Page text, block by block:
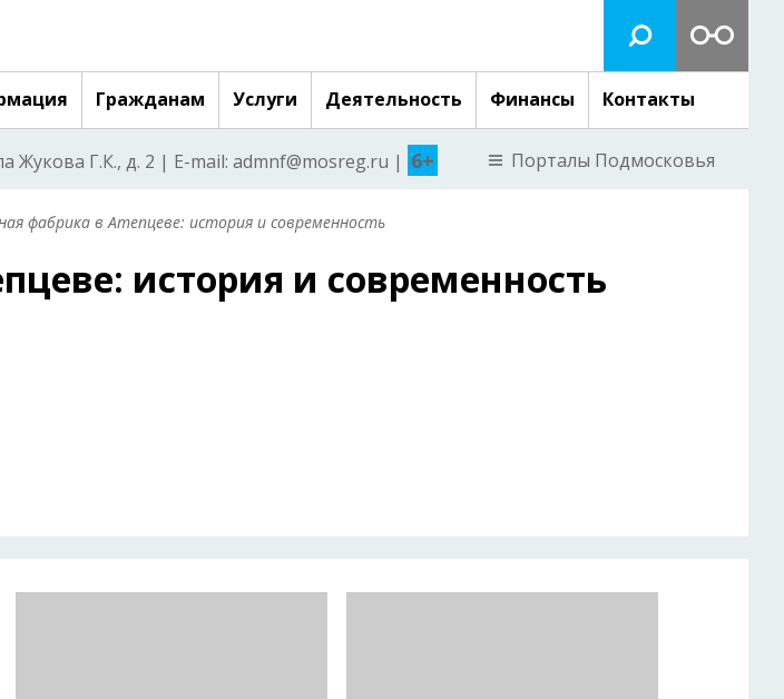
Гражданам Услуги Деятельность Финансы Контакты
Жукова Г.К., д. 2 | E-mail: admnf@mosreg.ru | 6+ Порталы Подмосковья
фабрика в Атепцеве: история и современность
история и современность